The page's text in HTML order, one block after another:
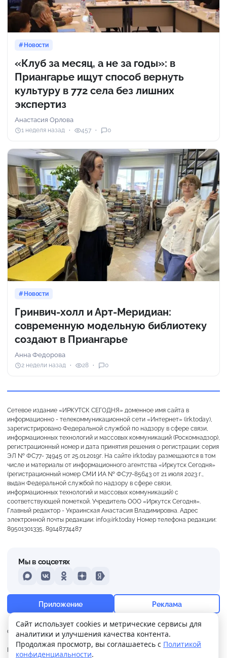
+24° Ощущается как +24
11 м/с 758 мм 62%
Новости
«Клуб за месяц, а не за годы»: в
Приангарье ищут способ вернуть
культуру в 772 села без лишних
экспертиз
Анастасия Орлова
1 неделя назад 457 0
Новости
Гринвич-холл и Арт-Меридиан:
современную модельную библиотеку
создают в Приангарье
Анна Федорова
2 недели назад 28 0
Сетевое издание «ИРКУТСК СЕГОДНЯ» доменное имя сайта в
информационно - телекоммуникационной сети «Интернет» (irk.today),
зарегистрировано Федеральной службой по надзору в сфере связи,
информационных технологий и массовых коммуникаций (Роскомнадзор),
регистрационный номер и дата принятия решения о регистрации: серия
ЭЛ № ФС77- 74945 от 25.01.2019г. На сайте irk.today размещаются в том
числе и материалы от информационного агентства «Иркутск Сегодня»
(регистрационный номер СМИ ИА № ФС77-85643 от 21 июля 2023 г.,
выдан Федеральной службой по надзору в сфере связи,
информационных технологий и массовых коммуникаций) с
соответствующей пометкой. Учредитель ООО «Иркутск Сегодня».
Главный редактор - Украинская Анастасия Владимировна. Адрес
электронной почты редакции: info@irk.today Номер телефона редакции:
89501301335, 89148774487
О нас Контакты Прислать новость
Реклама
Политика
конфиденциальности
Мы в соцсетях
MAXVKontakteOdnoklassniki
DzenYandex
Приложение Реклама
Сайт использует cookies и метрические сервисы для
аналитики и улучшения качества контента.
Продолжая просмотр, вы соглашаетесь с Политикой
конфиденциальности.